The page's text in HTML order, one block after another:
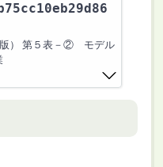
版） 第５表－② モデル